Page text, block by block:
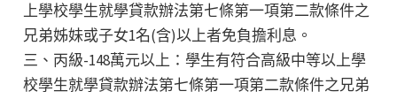
上學校學生就學貸款辦法第七條第一項第二款條件之
兄弟姊妹或子女1名(含)以上者免負擔利息。
三、丙級-148萬元以上：學生有符合高級中等以上學
校學生就學貸款辦法第七條第一項第二款條件之兄弟